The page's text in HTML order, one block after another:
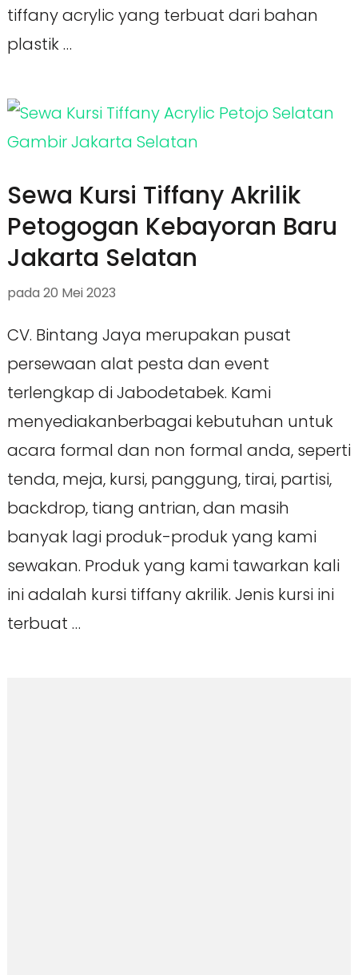
tiffany acrylic yang terbuat dari bahan
plastik …
Sewa Kursi Tiffany Akrilik
Petogogan Kebayoran Baru
Jakarta Selatan
pada 20 Mei 2023
CV. Bintang Jaya merupakan pusat
persewaan alat pesta dan event
terlengkap di Jabodetabek. Kami
menyediakanberbagai kebutuhan untuk
acara formal dan non formal anda, seperti
tenda, meja, kursi, panggung, tirai, partisi,
backdrop, tiang antrian, dan masih
banyak lagi produk-produk yang kami
sewakan. Produk yang kami tawarkan kali
ini adalah kursi tiffany akrilik. Jenis kursi ini
terbuat …